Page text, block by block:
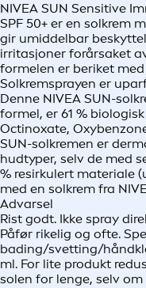
NIVEA SUN Sensitive
SPF 50+ er en solkrem
gir umiddelbar
irritasjoner forårsaket
formelen er beriket
Solkremsprayen er
Denne NIVEA SUN-
formel, er 61 %
Octinoxate,
SUN-solkremen er
hudtyper, selv de med
% resirkulert materiale
med en solkrem fra
Advarsel
Rist godt. Ikke spray
Påfør rikelig og ofte.
bading/svetting/
ml. For lite produkt
solen for lenge, selv